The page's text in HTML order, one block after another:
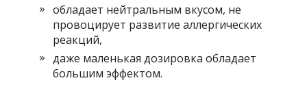
обладает нейтральным вкусом, не
провоцирует развитие аллергических
реакций,
даже маленькая дозировка обладает
большим эффектом.